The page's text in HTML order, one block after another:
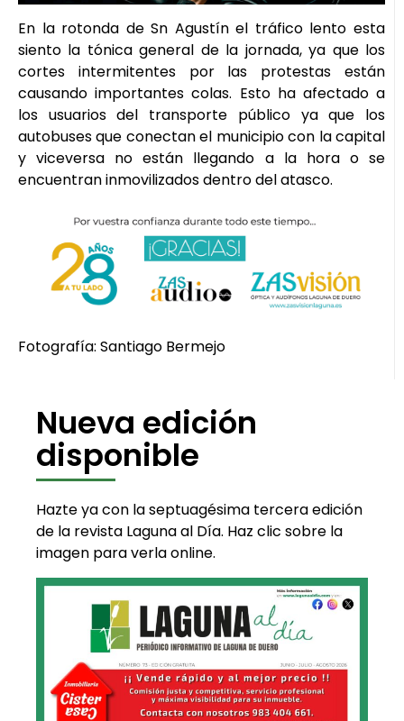
En la rotonda de Sn Agustín el tráfico lento esta
siento la tónica general de la jornada, ya que los
cortes intermitentes por las protestas están
causando importantes colas. Esto ha afectado a
los usuarios del transporte público ya que los
autobuses que conectan el municipio con la capital
y viceversa no están llegando a la hora o se
encuentran inmovilizados dentro del atasco.
Fotografía: Santiago Bermejo
Nueva edición
disponible
Hazte ya con la septuagésima tercera edición
de la revista Laguna al Día. Haz clic sobre la
imagen para verla online.